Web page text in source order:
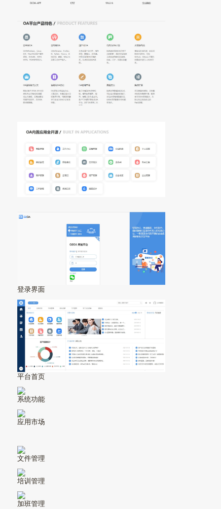
登录界面
平台首页
系统功能
应用市场
文件管理
培训管理
加班管理